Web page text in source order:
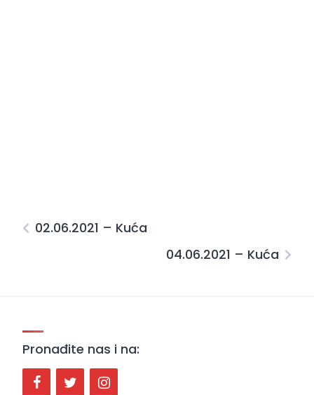
02.06.2021 – Kuća
04.06.2021 – Kuća
Pronađite nas i na: